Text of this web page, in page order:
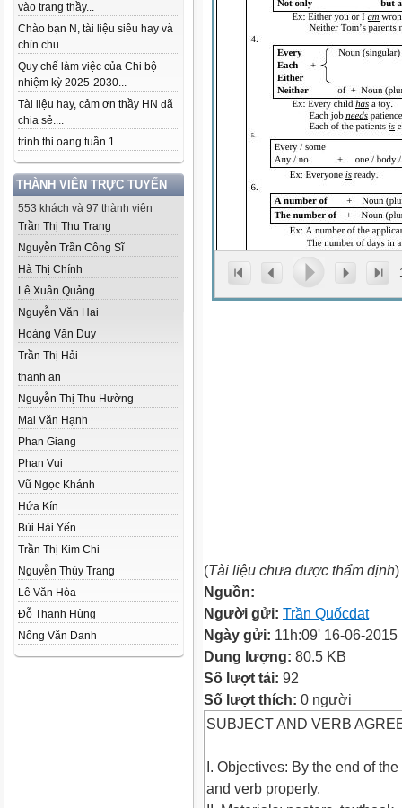
vào trang thầy...
Chào bạn N, tài liệu siêu hay và
chỉn chu...
Quy chế làm việc của Chi bộ
nhiệm kỳ 2025-2030...
Tài liệu hay, cảm ơn thầy HN đã
chia sẻ....
trinh thi oang tuần 1 ...
THÀNH VIÊN TRỰC TUYẾN
553 khách và 97 thành viên
Trần Thị Thu Trang
Nguyễn Trần Công Sĩ
Hà Thị Chính
Lê Xuân Quảng
Nguyễn Văn Hai
Hoàng Văn Duy
Trần Thị Hải
thanh an
Nguyễn Thị Thu Hường
Mai Văn Hạnh
Phan Giang
Phan Vui
Vũ Ngọc Khánh
Hứa Kín
Bùi Hải Yến
Trần Thị Kim Chi
Nguyễn Thùy Trang
Lê Văn Hòa
Đỗ Thanh Hùng
Nông Văn Danh
(Tài liệu chưa được thẩm định)
Nguồn:
Người gửi: Trần Quốcdat
Ngày gửi: 11h:09' 16-06-2015
Dung lượng: 80.5 KB
Số lượt tải: 92
Số lượt thích: 0 người
SUBJECT AND VERB
I. Objectives: By the end of
and verb properly.